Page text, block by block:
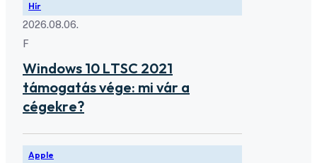
Hír
2026.08.06.
F
Windows 10 LTSC 2021
támogatás vége: mi vár a
cégekre?
Apple